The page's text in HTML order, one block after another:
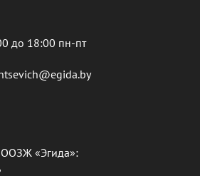
до 18:00 пн-пт
«Эгида»: